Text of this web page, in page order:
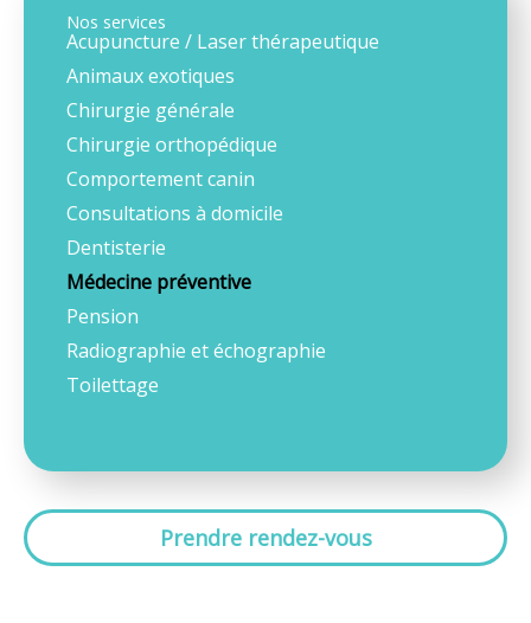
Nos services
Acupuncture / Laser thérapeutique
Animaux exotiques
Chirurgie générale
Chirurgie orthopédique
Comportement canin
Consultations à domicile
Dentisterie
Médecine préventive
Pension
Radiographie et échographie
Toilettage
Prendre rendez-vous